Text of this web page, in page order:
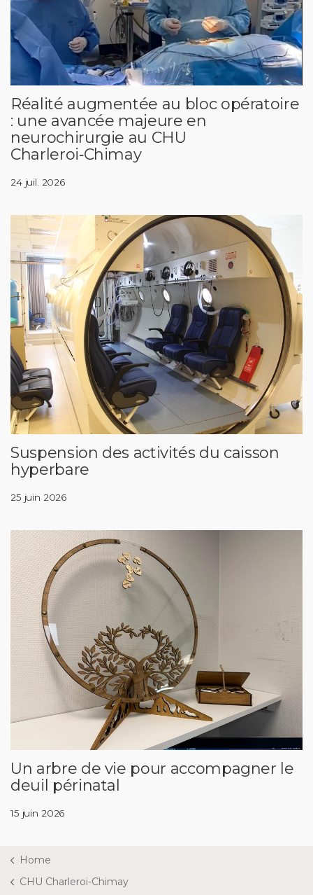
Réalité augmentée au bloc opératoire
: une avancée majeure en
neurochirurgie au CHU
Charleroi‑Chimay
24 juil. 2026
Suspension des activités du caisson
hyperbare
25 juin 2026
Un arbre de vie pour accompagner le
deuil périnatal
15 juin 2026
Home
CHU Charleroi-Chimay